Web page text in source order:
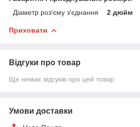
Діаметр роз'єму з'єднання
2 дюйм
Приховати
Відгуки про товар
Ще немає відгуків про цей товар
Умови доставки